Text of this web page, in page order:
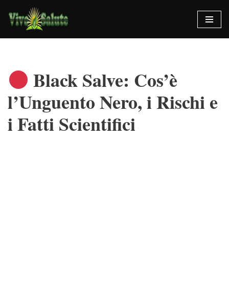
Vai
al
Black Salve: Cos’è
l’Unguento Nero, i Rischi e
i Fatti Scientifici